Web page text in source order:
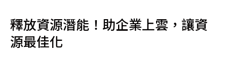
釋放資源潛能！助企業上雲，讓資
源最佳化